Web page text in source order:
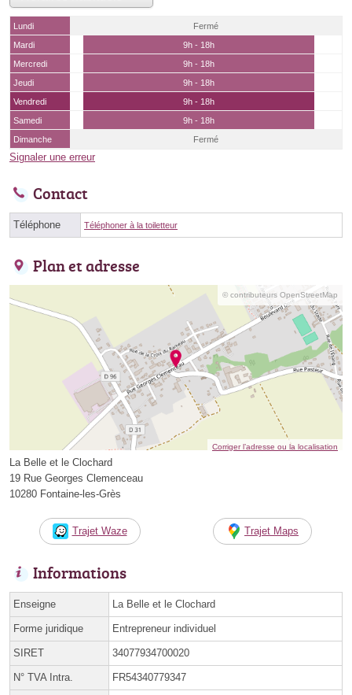
Lundi
Fermé
Mardi
9h - 18h
Mercredi
9h - 18h
Jeudi
9h - 18h
Vendredi
9h - 18h
Samedi
9h - 18h
Dimanche
Fermé
Signaler une erreur
Contact
Téléphone Téléphoner à la toiletteur
Plan et adresse
© contributeurs OpenStreetMap
Corriger l’adresse ou la localisation
La Belle et le Clochard
19 Rue Georges Clemenceau
10280 Fontaine-les-Grès
Trajet Waze Trajet Maps
Informations
Enseigne La Belle et le Clochard
Forme juridique Entrepreneur individuel
SIRET 34077934700020
N° TVA Intra. FR54340779347